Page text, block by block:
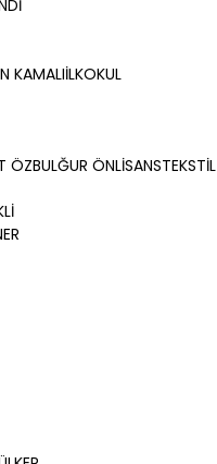
KAMALIİLKOKUL
ÖZBULĞUR ÖNLİSANSTEKSTİL